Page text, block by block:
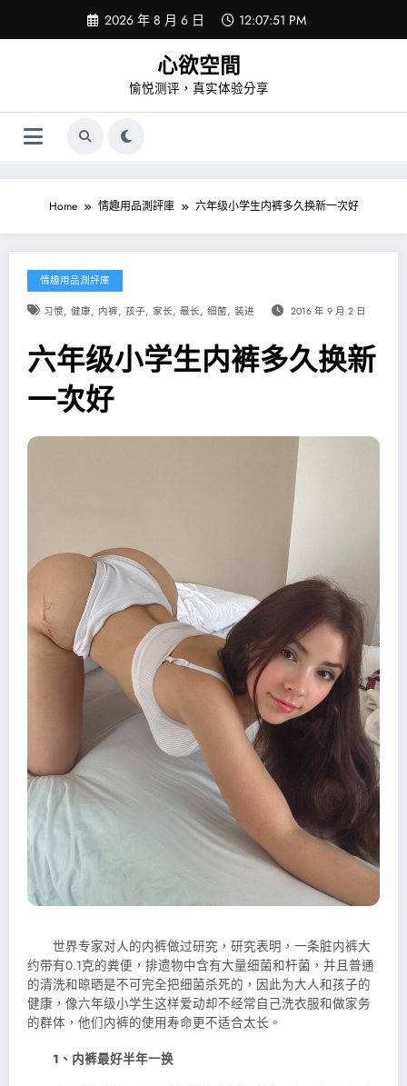
content
2026 年 8 月 6 日 12:07:52 PM
心欲空間
愉悦测评，真实体验分享
Home 情趣用品測評庫 六年级小学生内裤多久换新一次好
情趣用品測評庫
习惯, 健康, 内裤, 孩子, 家长, 最长, 细菌, 装进 2016 年 9 月 2 日
六年级小学生内裤多久换新
一次好
世界专家对人的内裤做过研究，研究表明，一条脏内裤大
约带有0.1克的粪便，排遗物中含有大量细菌和杆菌，并且普通
的清洗和晾晒是不可完全把细菌杀死的，因此为大人和孩子的
健康，像六年级小学生这样爱动却不经常自己洗衣服和做家务
的群体，他们内裤的使用寿命更不适合太长。
1、内裤最好半年一换